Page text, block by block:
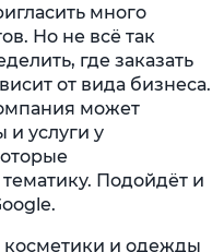
много
Но не всё так
где заказать
от вида бизнеса.
может
и услуги у
Подойдёт и
косметики и одежды